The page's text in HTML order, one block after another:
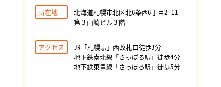
所在地
北海道札幌市北区北6条西6丁目2-11
第３山崎ビル３階
アクセス
JR「札幌駅」西改札口徒歩3分
地下鉄南北線「さっぽろ駅」徒歩4分
地下鉄東豊線「さっぽろ駅」徒歩5分